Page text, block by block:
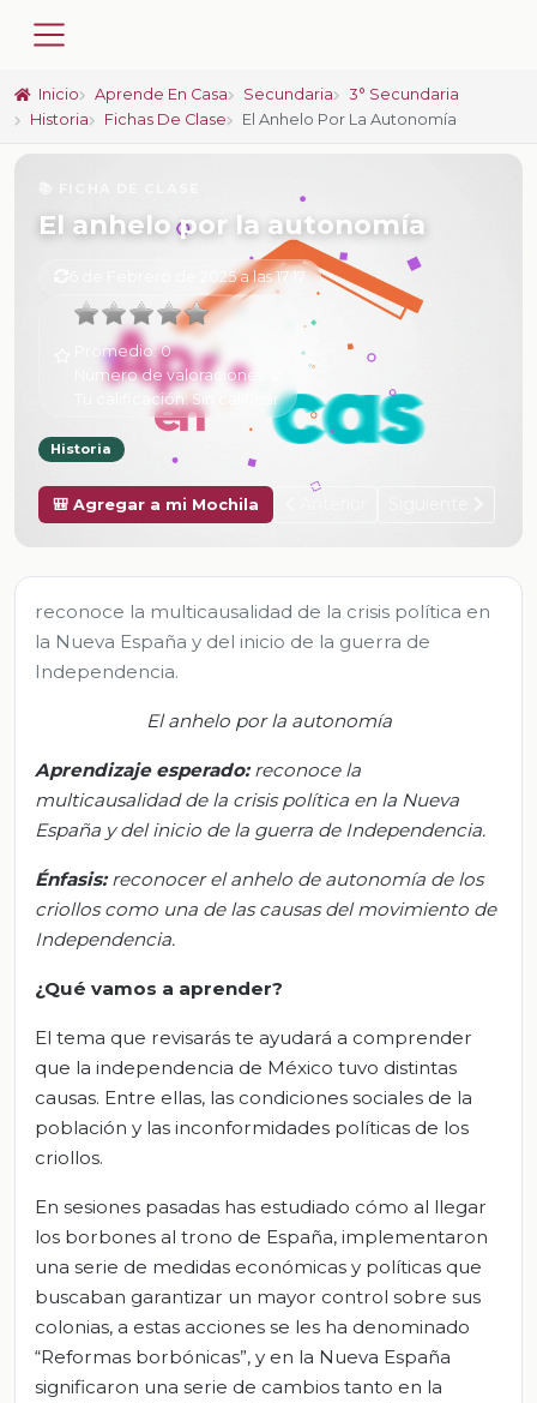
Inicio Aprende En Casa Secundaria
3° Secundaria
Historia
Fichas De Clase El Anhelo Por La Autonomía
El anhelo por la autonomía
6 de Febrero de 2025 a las 17:17
Promedio:0
Número de valoraciones:
Tu calificación:Sin calificar
Historia
🎒 Agregar a mi Mochila
reconoce la multicausalidad de la crisis política en
la Nueva España y del inicio de la guerra de
Independencia.
El anhelo por la autonomía
Aprendizaje esperado: reconoce la
multicausalidad de la crisis política en la Nueva
España y del inicio de la guerra de Independencia.
Énfasis:reconocer el anhelo de autonomía de los
criollos como una de las causas del movimiento de
Independencia.
¿Qué vamos a aprender?
El tema que revisarás te ayudará a comprender
que la independencia de México tuvo distintas
causas. Entre ellas, las condiciones sociales de la
población y las inconformidades políticas de los
criollos.
En sesiones pasadas has estudiado cómo al llegar
los borbones al trono de España, implementaron
una serie de medidas económicas y políticas que
buscaban garantizar un mayor control sobre sus
colonias, a estas acciones se les ha denominado
“Reformas borbónicas”, y en la Nueva España
significaron una serie de cambios tanto en la